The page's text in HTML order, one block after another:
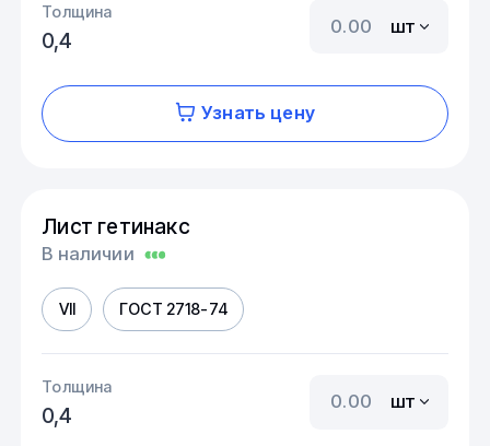
Толщина
0,4
шт
Узнать цену
Лист гетинакс
В наличии
VII ГОСТ 2718-74
Толщина
0,4
шт